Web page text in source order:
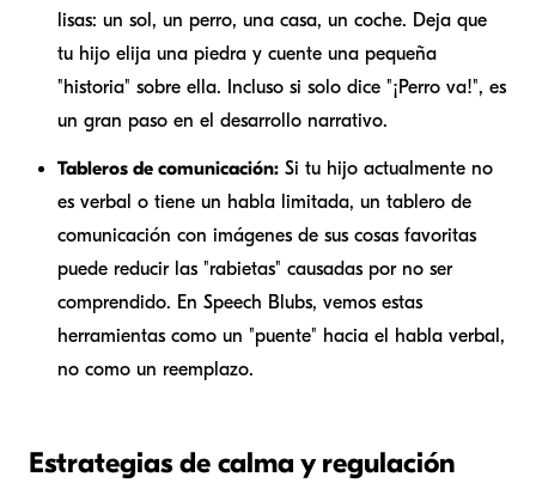
lisas: un sol, un perro, una casa, un coche. Deja que
tu hijo elija una piedra y cuente una pequeña
"historia" sobre ella. Incluso si solo dice "¡Perro va!", es
un gran paso en el desarrollo narrativo.
Tableros de comunicación: Si tu hijo actualmente no
es verbal o tiene un habla limitada, un tablero de
comunicación con imágenes de sus cosas favoritas
puede reducir las "rabietas" causadas por no ser
comprendido. En Speech Blubs, vemos estas
herramientas como un "puente" hacia el habla verbal,
no como un reemplazo.
Estrategias de calma y regulación